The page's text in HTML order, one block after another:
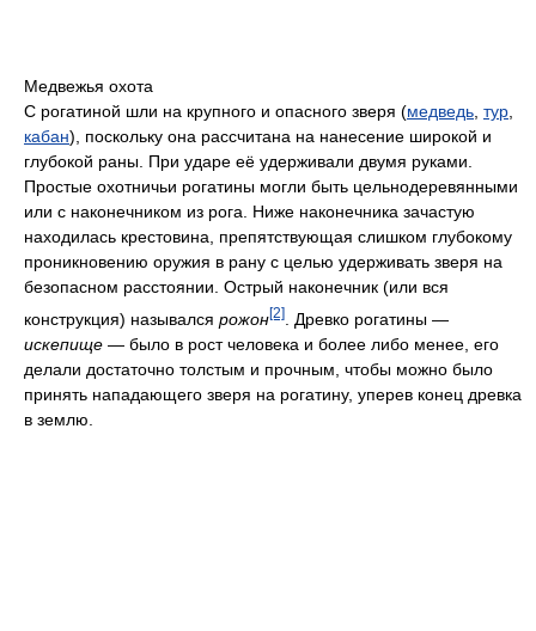
Медвежья охота
С рогатиной шли на крупного и опасного зверя (медведь, тур,
кабан), поскольку она рассчитана на нанесение широкой и
глубокой раны. При ударе её удерживали двумя руками.
Простые охотничьи рогатины могли быть цельнодеревянными
или с наконечником из рога. Ниже наконечника зачастую
находилась крестовина, препятствующая слишком глубокому
проникновению оружия в рану с целью удерживать зверя на
безопасном расстоянии. Острый наконечник (или вся
конструкция) назывался рожон[2]
. Древко рогатины —
искепище — было в рост человека и более либо менее, его
делали достаточно толстым и прочным, чтобы можно было
принять нападающего зверя на рогатину, уперев конец древка
в землю.